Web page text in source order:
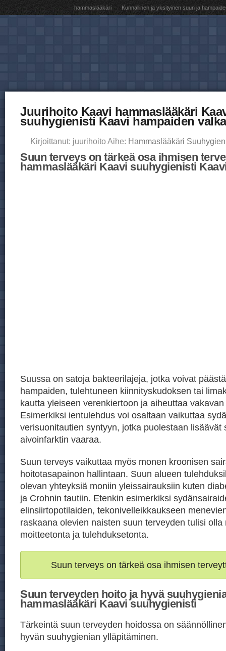
hammaslääkäri Kunnallinen ja yksityinen suun ja
Juurihoito Kaavi hammaslääkäri
suuhygienisti Kaavi hampaiden
Kirjoittanut: juurihoito Aihe: Hammaslääkäri
Suun terveys on tärkeä osa ihmisen
hammaslääkäri Kaavi suuhygienisti
Suussa on satoja bakteerilajeja, jotka voivat
hampaiden, tulehtuneen kiinnityskudoksen tai
kautta yleiseen verenkiertoon ja aiheuttaa
Esimerkiksi ientulehdus voi osaltaan vaikuttaa
verisuonitautien syntyyn, jotka puolestaan lisäävät
aivoinfarktin vaaraa.
Suun terveys vaikuttaa myös monen kroonisen
hoitotasapainon hallintaan. Suun alueen
olevan yhteyksiä moniin yleissairauksiin kuten
ja Crohnin tautiin. Etenkin esimerkiksi
elinsiirtopotilaiden, tekonivelleikkaukseen
raskaana olevien naisten suun terveyden tulisi olla
moitteetonta ja tulehduksetonta.
Suun terveys on tärkeä osa ihmisen
Suun terveyden hoito ja hyvä
hammaslääkäri Kaavi suuhygienisti
Tärkeintä suun terveyden hoidossa on
hyvän suuhygienian ylläpitäminen.